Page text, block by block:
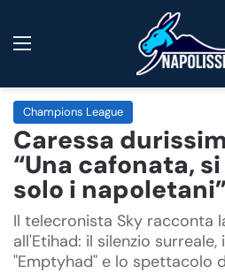
Champions League
Caressa
“Una cafonata,
solo i
Il telecronista Sky racconta
all'Etihad: il silenzio
"Emptyhad" e lo spettacolo